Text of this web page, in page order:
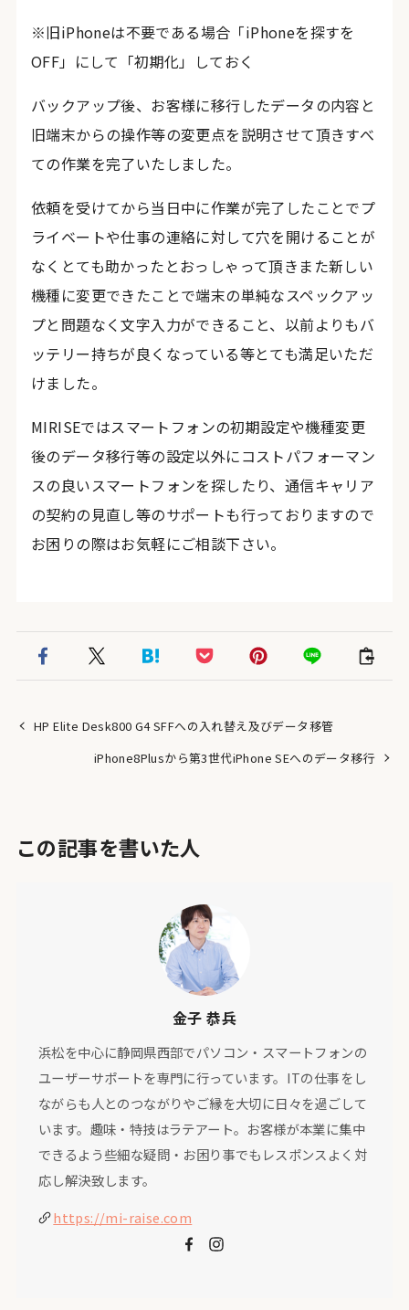
※旧iPhoneは不要である場合「iPhoneを探すを
OFF」にして「初期化」しておく
バックアップ後、お客様に移行したデータの内容と
旧端末からの操作等の変更点を説明させて頂きすべ
ての作業を完了いたしました。
依頼を受けてから当日中に作業が完了したことでプ
ライベートや仕事の連絡に対して穴を開けることが
なくとても助かったとおっしゃって頂きまた新しい
機種に変更できたことで端末の単純なスペックアッ
プと問題なく文字入力ができること、以前よりもバ
ッテリー持ちが良くなっている等とても満足いただ
けました。
MIRISEではスマートフォンの初期設定や機種変更
後のデータ移行等の設定以外にコストパフォーマン
スの良いスマートフォンを探したり、通信キャリア
の契約の見直し等のサポートも行っておりますので
お困りの際はお気軽にご相談下さい。
HP Elite Desk800 G4 SFFへの入れ替え及びデータ移管
iPhone8Plusから第3世代iPhone SEへのデータ移行
この記事を書いた人
金子 恭兵
浜松を中心に静岡県西部でパソコン・スマートフォンの
ユーザーサポートを専門に行っています。ITの仕事をし
ながらも人とのつながりやご縁を大切に日々を過ごして
います。趣味・特技はラテアート。お客様が本業に集中
できるよう些細な疑問・お困り事でもレスポンスよく対
応し解決致します。
https://mi-raise.com